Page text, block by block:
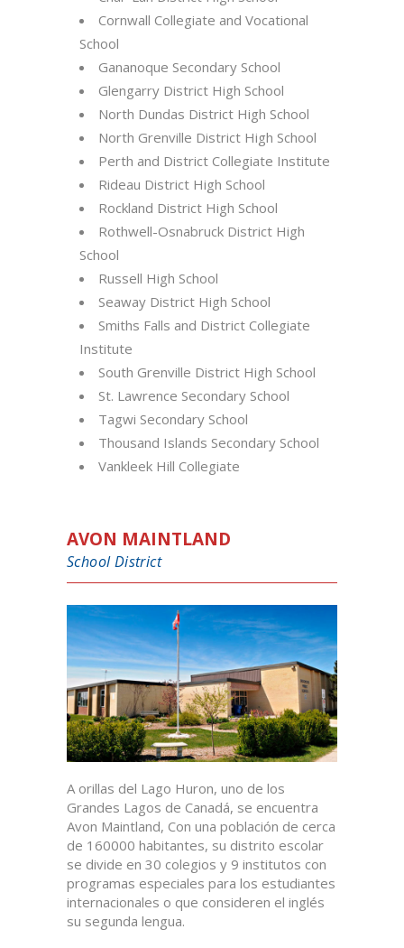
Cornwall Collegiate and Vocational
School
Gananoque Secondary School
Glengarry District High School
North Dundas District High School
North Grenville District High School
Perth and District Collegiate Institute
Rideau District High School
Rockland District High School
Rothwell-Osnabruck District High
School
Russell High School
Seaway District High School
Smiths Falls and District Collegiate
Institute
South Grenville District High School
St. Lawrence Secondary School
Tagwi Secondary School
Thousand Islands Secondary School
Vankleek Hill Collegiate
AVON MAINTLAND
School District
A orillas del Lago Huron, uno de los
Grandes Lagos de Canadá, se encuentra
Avon Maintland, Con una población de cerca
de 160000 habitantes, su distrito escolar
se divide en 30 colegios y 9 institutos con
programas especiales para los estudiantes
internacionales o que consideren el inglés
su segunda lengua.